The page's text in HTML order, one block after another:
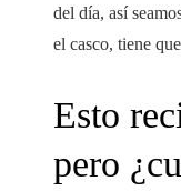
del día, así
el casco, tiene
Esto
pero